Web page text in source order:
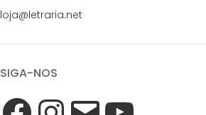
loja@letraria.net
SIGA-NOS